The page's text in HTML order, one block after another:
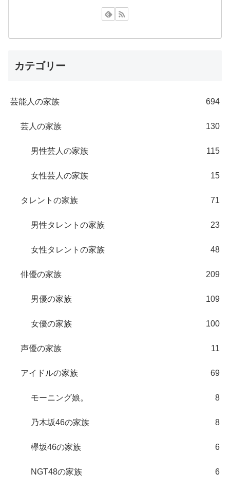
カテゴリー
芸能人の家族 694
芸人の家族 130
男性芸人の家族 115
女性芸人の家族 15
タレントの家族 71
男性タレントの家族 23
女性タレントの家族 48
俳優の家族 209
男優の家族 109
女優の家族 100
声優の家族 11
アイドルの家族 69
モーニング娘。 8
乃木坂46の家族 8
欅坂46の家族 6
NGT48の家族 6